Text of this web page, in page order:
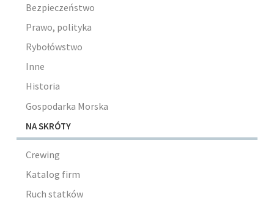
Bezpieczeństwo
Prawo, polityka
Rybołówstwo
Inne
Historia
Gospodarka Morska
NA SKRÓTY
Crewing
Katalog firm
Ruch statków